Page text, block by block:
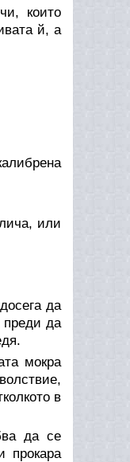
които
й, а
или
да
преди да
мокра
в
да се
прокара